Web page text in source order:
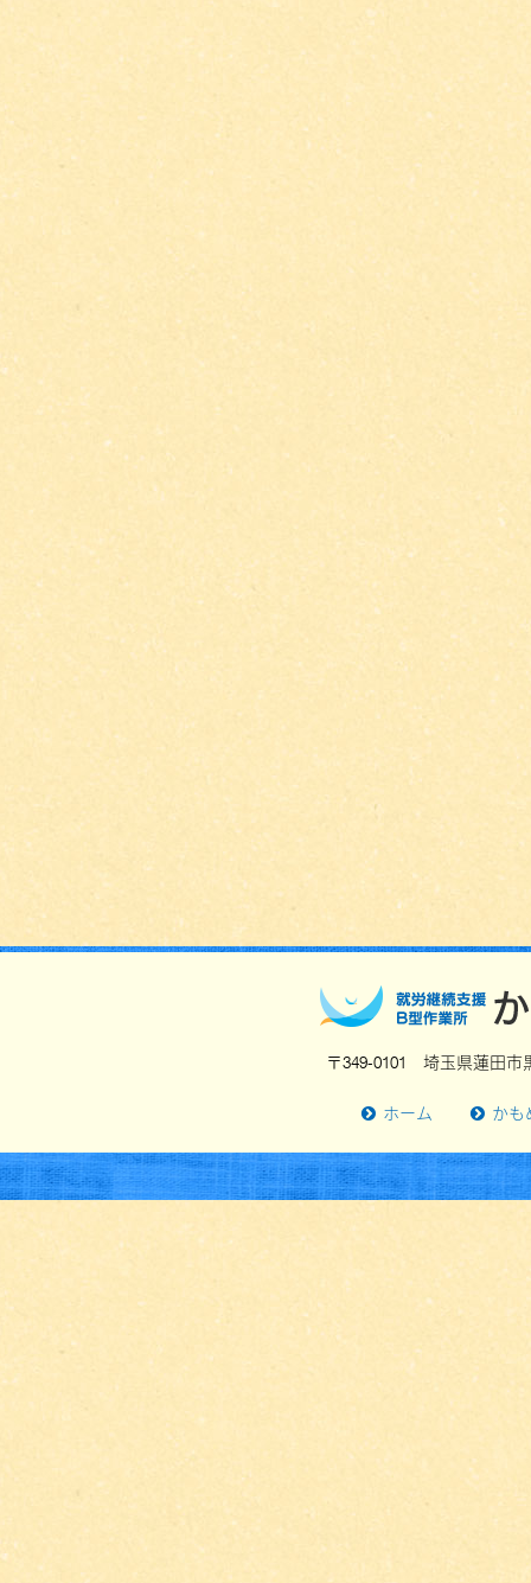
〒349-0101 埼玉県蓮田市
ホーム かも